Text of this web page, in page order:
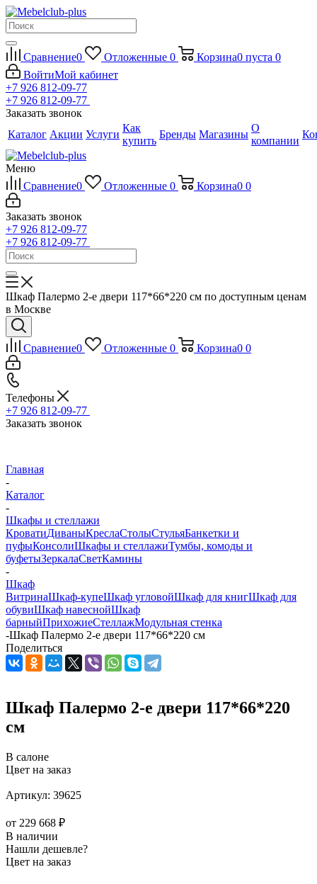
Сравнение0 Отложенные 0 Корзина0 пуста 0
ВойтиМой кабинет
+7 926 812-09-77
+7 926 812-09-77
Заказать звонок
Каталог Акции Услуги
Как
купить
Бренды Магазины
О
компании
Меню
Сравнение0 Отложенные 0 Корзина0 0
Заказать звонок
+7 926 812-09-77
+7 926 812-09-77
Шкаф Палермо 2-е двери 117*66*220 см по доступным ценам
в Москве
Сравнение0 Отложенные 0 Корзина0 0
Телефоны
+7 926 812-09-77
Заказать звонок
Главная
-
Каталог
-
Шкафы и стеллажи
КроватиДиваныКреслаСтолыСтульяБанкетки и
пуфыКонсолиШкафы и стеллажиТумбы, комоды и
буфетыЗеркалаСветКамины
-
Шкаф
ВитринаШкаф-купеШкаф угловойШкаф для книгШкаф для
обувиШкаф навеснойШкаф
барныйПрихожиеСтеллажМодульная стенка
-Шкаф Палермо 2-е двери 117*66*220 см
Поделиться
Шкаф Палермо 2-е двери 117*66*220
см
В салоне
Цвет на заказ
Артикул: 39625
от 229 668 ₽
В наличии
Нашли дешевле?
Цвет на заказ